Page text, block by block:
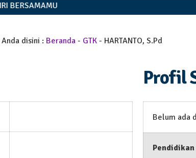
BERSAMAMU
Anda disini : Beranda- GTK- HARTANTO, S.Pd
Profil
Belum ada
Pendidikan